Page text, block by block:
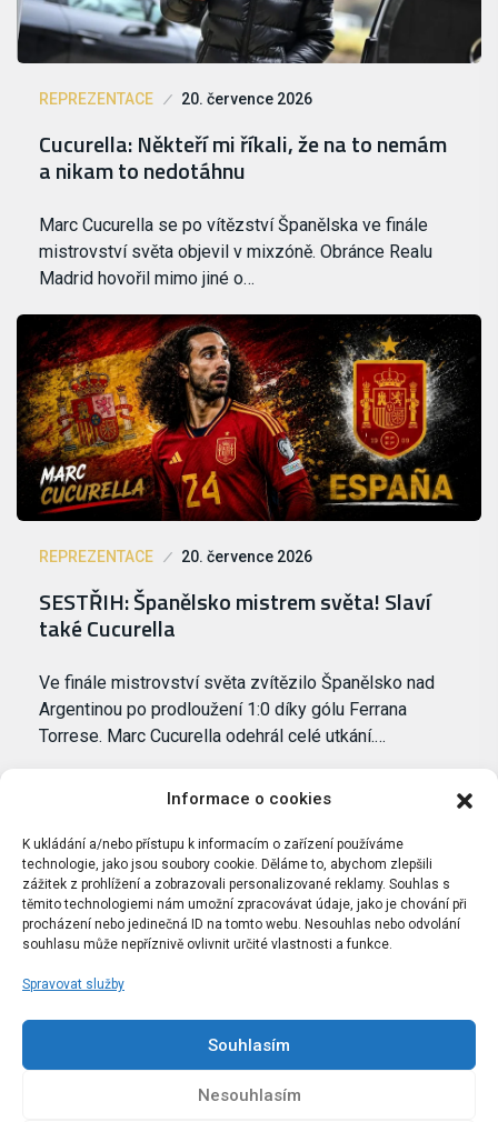
Informace o cookies
K ukládání a/nebo přístupu k informacím o zařízení používáme
technologie, jako jsou soubory cookie. Děláme to, abychom zlepšili
zážitek z prohlížení a zobrazovali personalizované reklamy. Souhlas s
těmito technologiemi nám umožní zpracovávat údaje, jako je chování při
procházení nebo jedinečná ID na tomto webu. Nesouhlas nebo odvolání
souhlasu může nepříznivě ovlivnit určité vlastnosti a funkce.
Spravovat služby
Souhlasím
Nesouhlasím
REPREZENTACE 20. července 2026
Cucurella: Někteří mi říkali, že na to nemám
a nikam to nedotáhnu
Marc Cucurella se po vítězství Španělska ve finále
mistrovství světa objevil v mixzóně. Obránce Realu
Madrid hovořil mimo jiné o…
REPREZENTACE 20. července 2026
SESTŘIH: Španělsko mistrem světa! Slaví
také Cucurella
Ve finále mistrovství světa zvítězilo Španělsko nad
Argentinou po prodloužení 1:0 díky gólu Ferrana
Torrese. Marc Cucurella odehrál celé utkání.…